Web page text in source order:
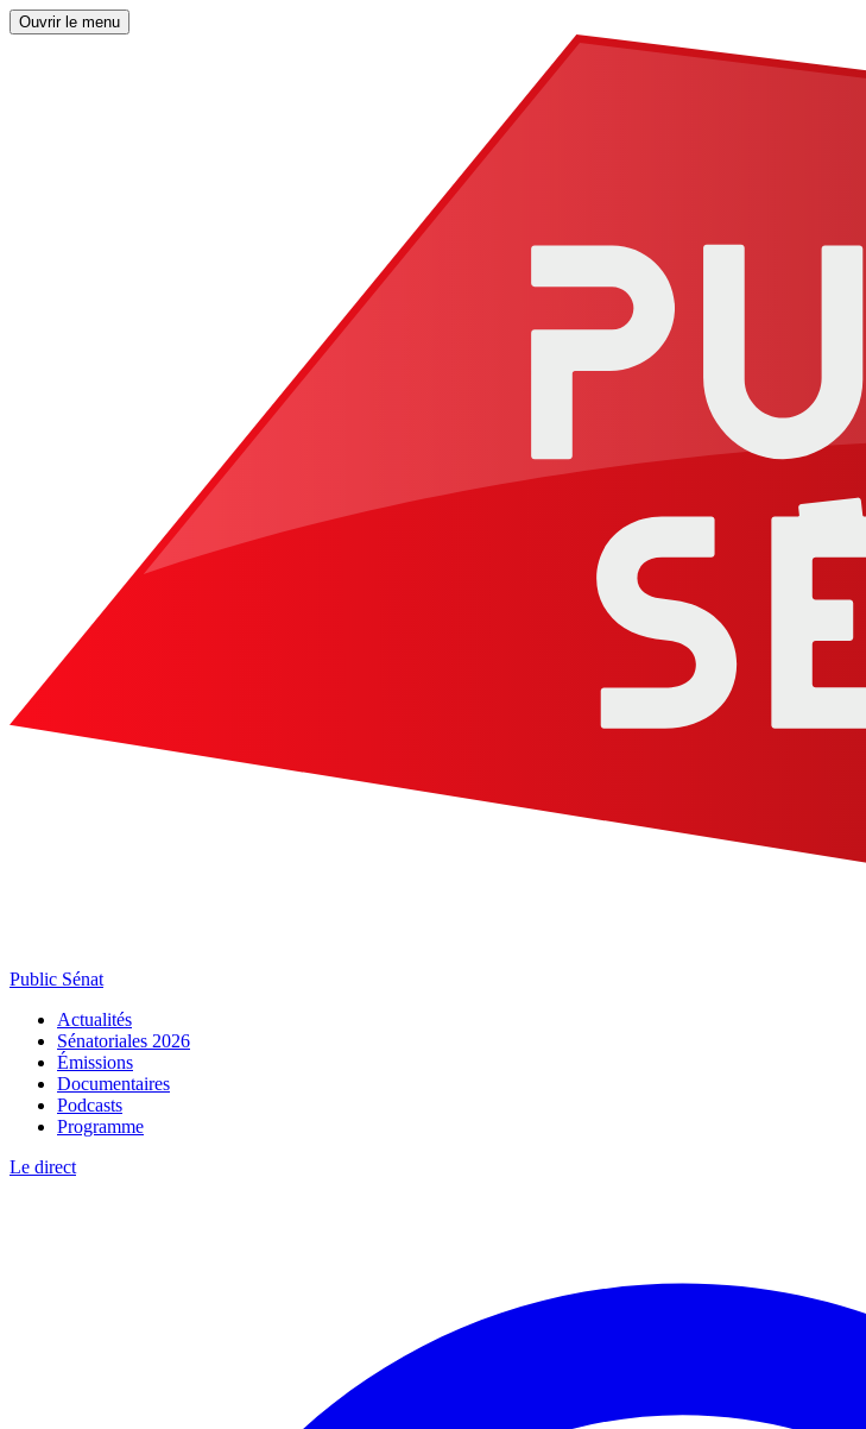
Ouvrir le menu
Public Sénat
Actualités
Sénatoriales 2026
Émissions
Documentaires
Podcasts
Programme
Le direct